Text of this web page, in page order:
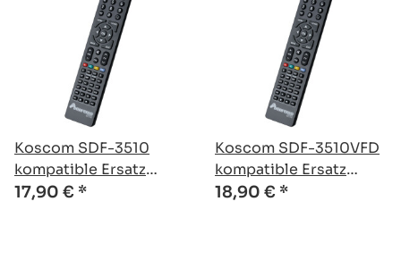
Koscom SDF-3510
kompatible Ersatz
Fernbedienung
17,90 € *
Koscom SDF-3510VFD
kompatible Ersatz
Fernbedienung
18,90 € *